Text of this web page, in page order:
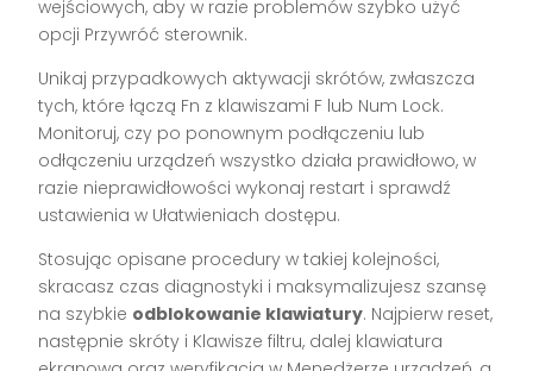
wejściowych, aby w razie problemów szybko użyć
opcji Przywróć sterownik.
Unikaj przypadkowych aktywacji skrótów, zwłaszcza
tych, które łączą Fn z klawiszami F lub Num Lock.
Monitoruj, czy po ponownym podłączeniu lub
odłączeniu urządzeń wszystko działa prawidłowo, w
razie nieprawidłowości wykonaj restart i sprawdź
ustawienia w Ułatwieniach dostępu.
Stosując opisane procedury w takiej kolejności,
skracasz czas diagnostyki i maksymalizujesz szansę
na szybkie odblokowanie klawiatury. Najpierw reset,
następnie skróty i Klawisze filtru, dalej klawiatura